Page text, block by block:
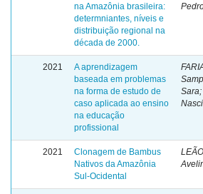
na Amazônia brasileira:
determniantes, níveis e
distribuição regional na
década de 2000.
2021
A aprendizagem
baseada em problemas
na forma de estudo de
caso aplicada ao ensino
na educação
profissional
2021
Clonagem de Bambus
Nativos da Amazônia
Sul-Ocidental